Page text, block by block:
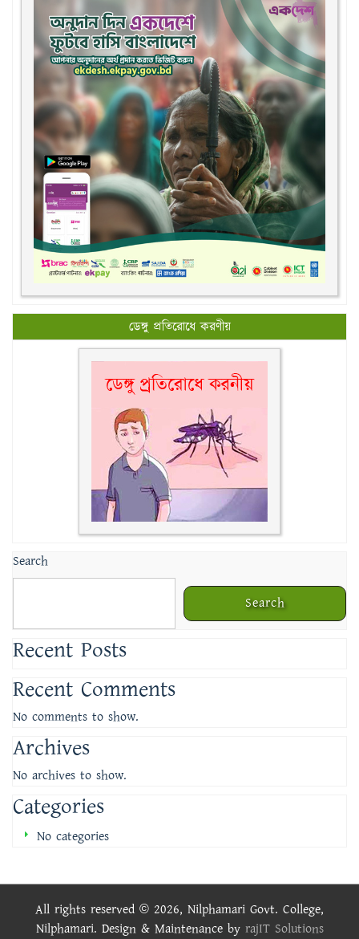
ডেঙ্গু প্রতিরোধে করণীয়
Search
Search
Recent Posts
Recent Comments
No comments to show.
Archives
No archives to show.
Categories
No categories
All rights reserved © 2026, Nilphamari Govt. College,
Nilphamari. Design & Maintenance by rajIT Solutions